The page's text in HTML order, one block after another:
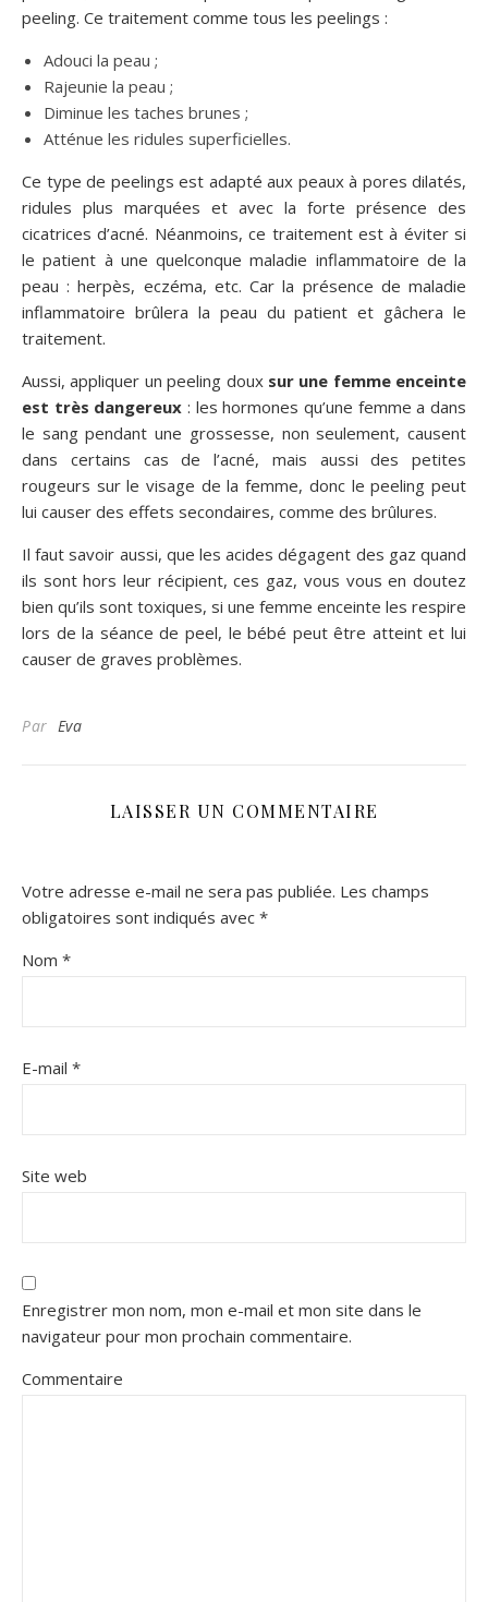
peeling. Ce traitement comme tous les peelings :
Adouci la peau ;
Rajeunie la peau ;
Diminue les taches brunes ;
Atténue les ridules superficielles.
Ce type de peelings est adapté aux peaux à pores dilatés,
ridules plus marquées et avec la forte présence des
cicatrices d’acné. Néanmoins, ce traitement est à éviter si
le patient à une quelconque maladie inflammatoire de la
peau : herpès, eczéma, etc. Car la présence de maladie
inflammatoire brûlera la peau du patient et gâchera le
traitement.
Aussi, appliquer un peeling doux sur une femme enceinte
est très dangereux : les hormones qu’une femme a dans
le sang pendant une grossesse, non seulement, causent
dans certains cas de l’acné, mais aussi des petites
rougeurs sur le visage de la femme, donc le peeling peut
lui causer des effets secondaires, comme des brûlures.
Il faut savoir aussi, que les acides dégagent des gaz quand
ils sont hors leur récipient, ces gaz, vous vous en doutez
bien qu’ils sont toxiques, si une femme enceinte les respire
lors de la séance de peel, le bébé peut être atteint et lui
causer de graves problèmes.
Par Eva
LAISSER UN COMMENTAIRE
Votre adresse e-mail ne sera pas publiée. Les champs
obligatoires sont indiqués avec *
Nom *
E-mail *
Site web
Enregistrer mon nom, mon e-mail et mon site dans le
navigateur pour mon prochain commentaire.
Commentaire